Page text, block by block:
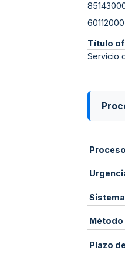
60112000
Título
Servicio
Proceso
Método
Plazo